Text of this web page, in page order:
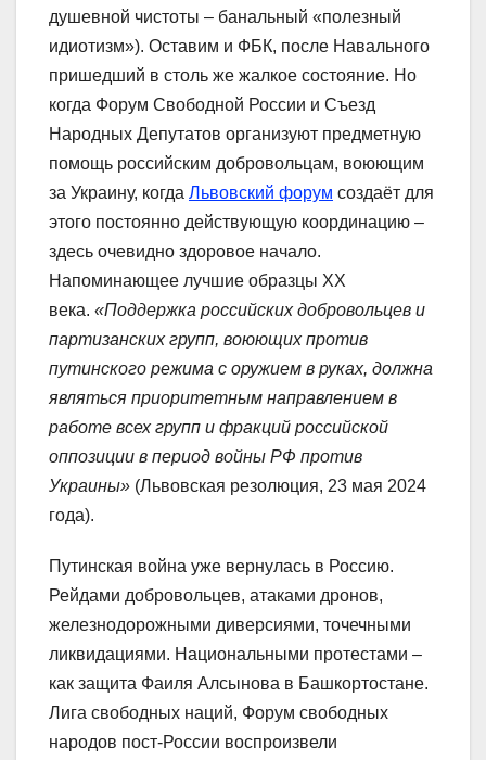
душевной чистоты – банальный «полезный
идиотизм»). Оставим и ФБК, после Навального
пришедший в столь же жалкое состояние. Но
когда Форум Свободной России и Съезд
Народных Депутатов организуют предметную
помощь российским добровольцам, воюющим
за Украину, когда Львовский форум создаёт для
этого постоянно действующую координацию –
здесь очевидно здоровое начало.
Напоминающее лучшие образцы XX
века. «Поддержка российских добровольцев и
партизанских групп, воюющих против
путинского режима с оружием в руках, должна
являться приоритетным направлением в
работе всех групп и фракций российской
оппозиции в период войны РФ против
Украины» (Львовская резолюция, 23 мая 2024
года).
Путинская война уже вернулась в Россию.
Рейдами добровольцев, атаками дронов,
железнодорожными диверсиями, точечными
ликвидациями. Национальными протестами –
как защита Фаиля Алсынова в Башкортостане.
Лига свободных наций, Форум свободных
народов пост-России воспроизвели